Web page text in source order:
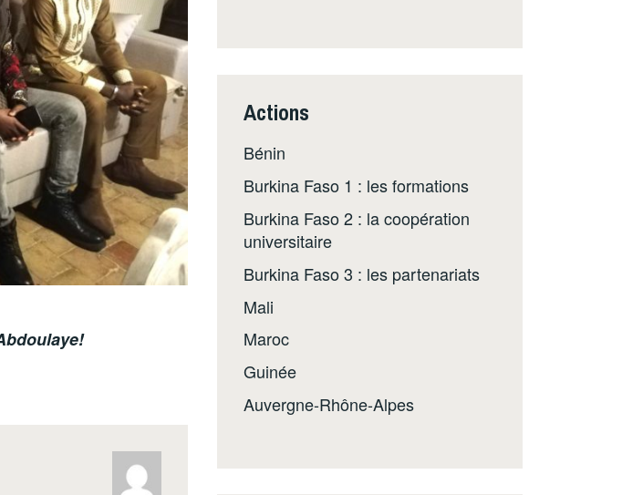
Actions
Bénin
Burkina Faso 1 : les formations
Burkina Faso 2 : la coopération
universitaire
Burkina Faso 3 : les partenariats
Mali
Maroc
Guinée
Auvergne-Rhône-Alpes